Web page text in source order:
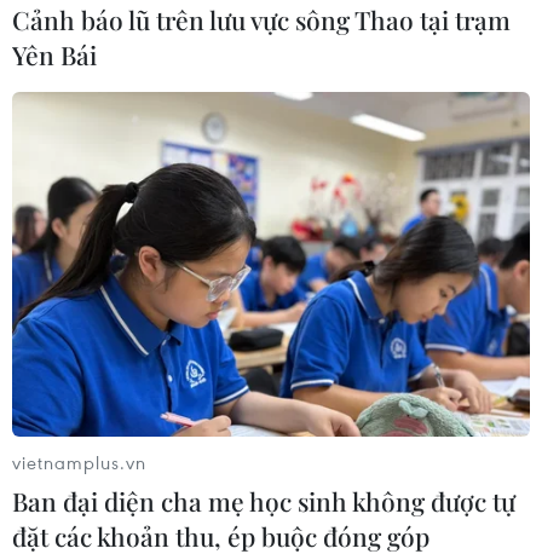
Cảnh báo lũ trên lưu vực sông Thao tại trạm
Yên Bái
vietnamplus.vn
Ban đại diện cha mẹ học sinh không được tự
đặt các khoản thu, ép buộc đóng góp